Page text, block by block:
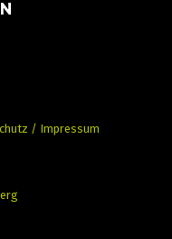
/ Impressum